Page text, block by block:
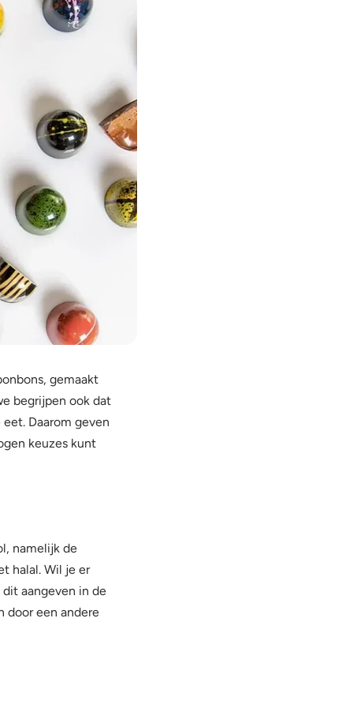
gemaakt
begrijpen ook dat
Daarom geven
keuzes kunt
namelijk de
halal. Wil je er
aangeven in de
door een andere